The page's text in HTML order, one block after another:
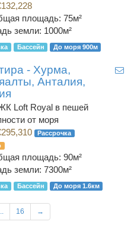
площадь: 75м²
земли: 1000м²
Бассейн До моря 900м
- Хурма,
Анталия,
Loft Royal в пешей
от моря
Рассрочка
площадь: 90м²
земли: 7300м²
Бассейн До моря 1.6км
.. 16 →